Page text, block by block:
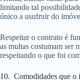
limitando tal
único a usufruir do
Respeitar o contrato é
as multas costumam ser
respeitando o que foi
10. Comodidades que o